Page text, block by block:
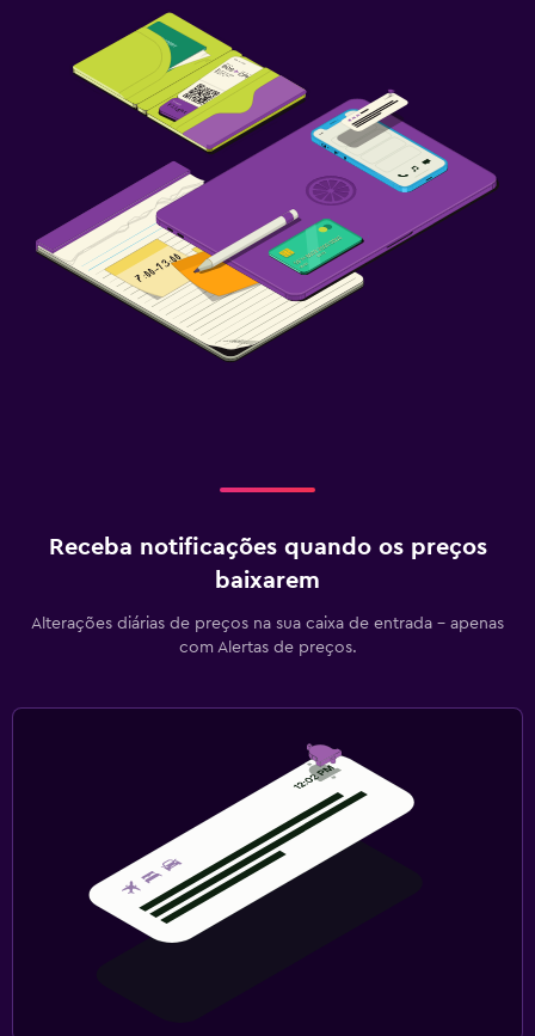
Receba notificações quando os preços
baixarem
Alterações diárias de preços na sua caixa de entrada - apenas
com Alertas de preços.